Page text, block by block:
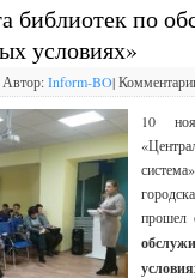
библиотек по
условиях»
Автор:Inform-BO|
10
прошел